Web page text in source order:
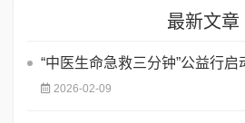
最新文章
“中医生命急救三分钟”公益行启
2026-02-09